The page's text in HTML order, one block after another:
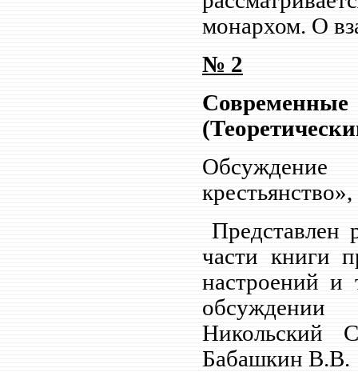
монархом. О
№ 2
Представлен
части книги
настроений и
Никольский
Бабашкин В.В.